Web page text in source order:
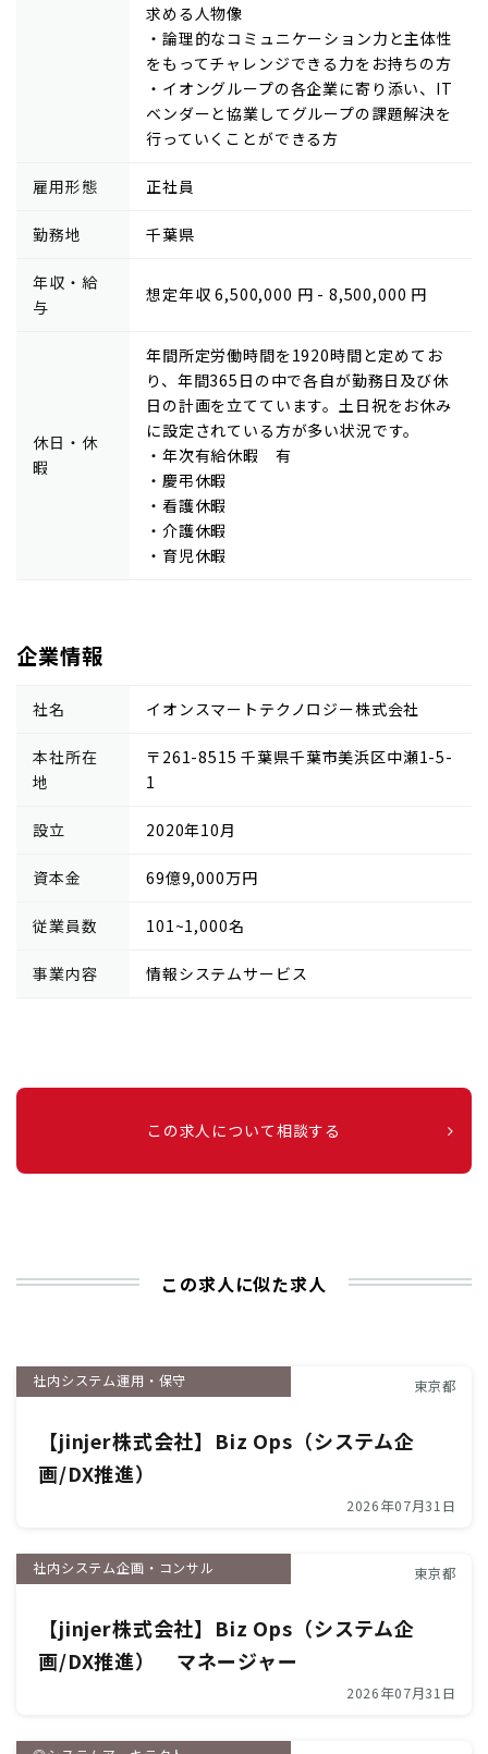
求める人物像
・論理的なコミュニケーション力と主体性
をもってチャレンジできる力をお持ちの方
・イオングループの各企業に寄り添い、IT
ベンダーと協業してグループの課題解決を
行っていくことができる方
雇用形態 正社員
勤務地 千葉県
年収・給
与
想定年収 6,500,000 円 - 8,500,000 円
休日・休
暇
年間所定労働時間を1920時間と定めてお
り、年間365日の中で各自が勤務日及び休
日の計画を立てています。土日祝をお休み
に設定されている方が多い状況です。
・年次有給休暇 有
・慶弔休暇
・看護休暇
・介護休暇
・育児休暇
企業情報
社名 イオンスマートテクノロジー株式会社
本社所在
地
〒261-8515 千葉県千葉市美浜区中瀬1-5-
1
設立 2020年10月
資本金 69億9,000万円
従業員数 101~1,000名
事業内容 情報システムサービス
この求人について相談する
この求人に似た求人
社内システム運用・保守 東京都
【jinjer株式会社】Biz Ops（システム企
画/DX推進）
2026年07月31日
社内システム企画・コンサル 東京都
【jinjer株式会社】Biz Ops（システム企
画/DX推進） マネージャー
2026年07月31日